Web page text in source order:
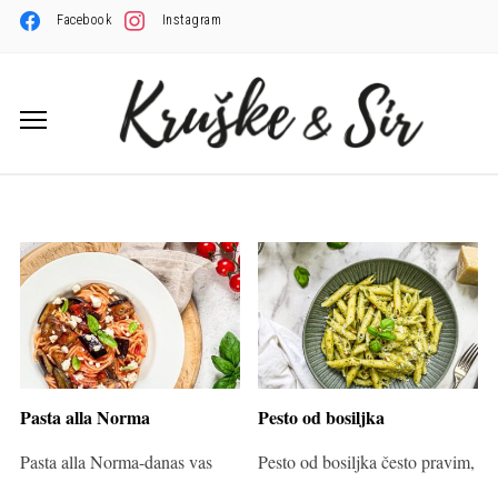
Facebook Instagram
Pasta alla Norma
Pasta alla Norma-danas vas
Pesto od bosiljka
Pesto od bosiljka često pravim,